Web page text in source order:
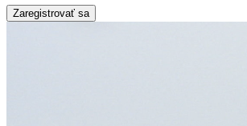
Zaregistrovať sa